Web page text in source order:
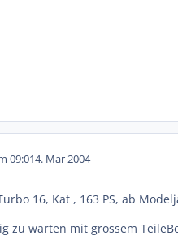
09:014. Mar 2004
16, Kat , 163 PS, ab
zu warten mit grossem